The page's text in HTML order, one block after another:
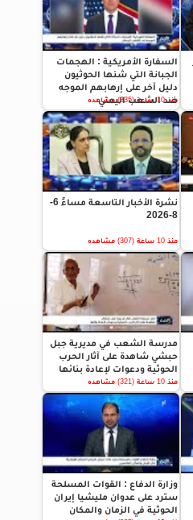
السفارة الأمريكية : الهجمات
الجبانة التي شنها الحوثيون
دليل آخر على إرهابهم الموجه
ضد الشعب اليمني
منذ 10 ساعة (335) مشاهده
نشرة الأخبار التاسعة مساءً 6-
8-2026
منذ 10 ساعة (307) مشاهده
مدرسة الشعب في مديرية جبل
حبشي شاهدة على آثار الحرب
الحوثية ودعوات لإعادة بنائها
منذ 10 ساعة (321) مشاهده
وزارة الدفاع : القوات المسلحة
سترد على عدوان مليشيا إيران
الحوثية في الزمان والمكان